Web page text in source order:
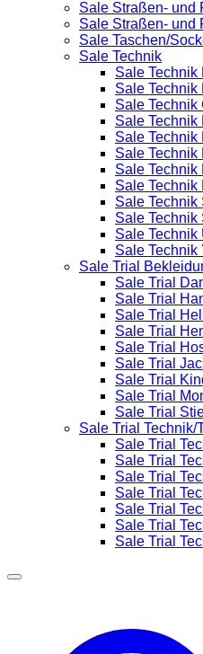
Sale Straßen- und
Sale Straßen- und
Sale Taschen/
Sale Technik
Sale Technik
Sale Technik
Sale Technik
Sale Technik
Sale Technik
Sale Technik
Sale Technik
Sale Technik
Sale Technik
Sale Technik
Sale Technik
Sale Technik
Sale Trial
Sale Trial
Sale Trial
Sale Trial
Sale Trial
Sale Trial
Sale Trial
Sale Trial
Sale Trial
Sale Trial
Sale Trial Technik/
Sale Trial
Sale Trial
Sale Trial
Sale Trial
Sale Trial
Sale Trial
Sale Trial